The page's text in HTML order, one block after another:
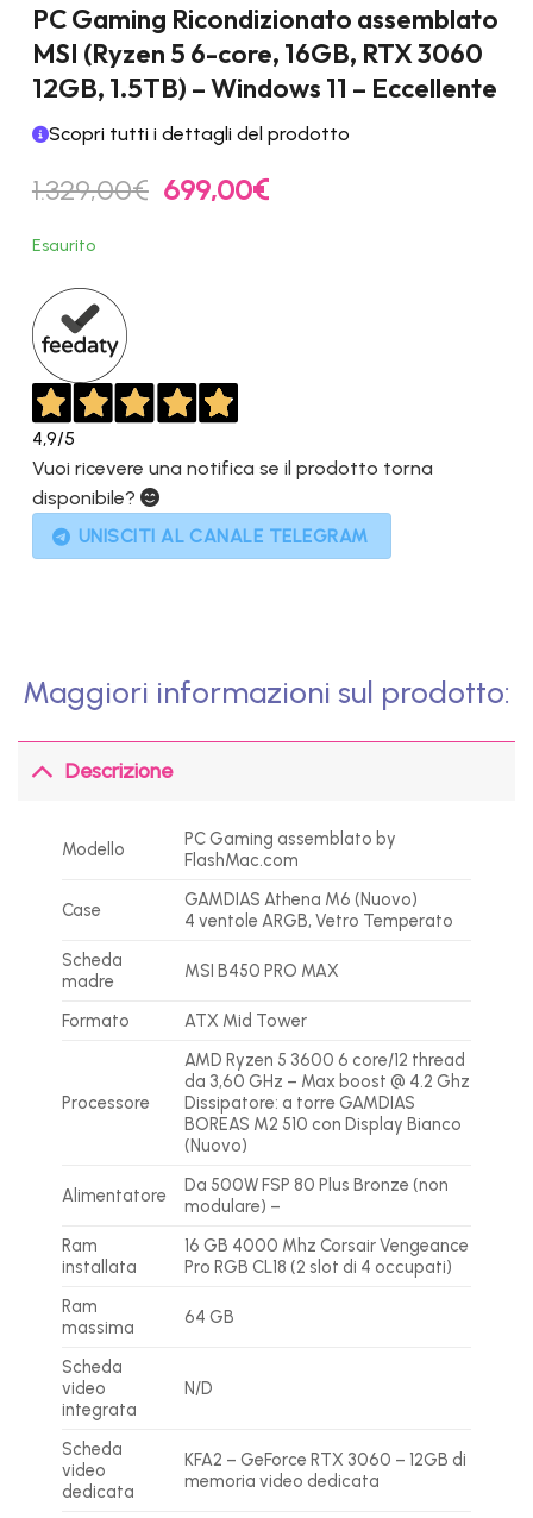
PC Gaming Ricondizionato assemblato
MSI (Ryzen 5 6-core, 16GB, RTX 3060
12GB, 1.5TB) – Windows 11 – Eccellente
Scopri tutti i dettagli del prodotto
1.329,00€ Il
prezzo
699,00€Il
Esaurito
4,9/5
Vuoi ricevere una notifica se il prodotto torna
disponibile?
UNISCITI AL CANALE TELEGRAM
Maggiori informazioni sul prodotto:
Descrizione
Modello
PC Gaming assemblato by
FlashMac.com
Case
GAMDIAS Athena M6 (Nuovo)
4 ventole ARGB, Vetro Temperato
Scheda
madre
MSI B450 PRO MAX
Formato ATX Mid Tower
Processore
AMD Ryzen 5 3600 6 core/12 thread
da 3,60 GHz – Max boost @ 4.2 Ghz
Dissipatore: a torre GAMDIAS
BOREAS M2 510 con Display Bianco
(Nuovo)
Alimentatore
Da 500W FSP 80 Plus Bronze (non
modulare) –
Ram
installata
16 GB 4000 Mhz Corsair Vengeance
Pro RGB CL18 (2 slot di 4 occupati)
Ram
massima
64 GB
Scheda
video
integrata
N/D
Scheda
video
dedicata
KFA2 – GeForce RTX 3060 – 12GB di
memoria video dedicata